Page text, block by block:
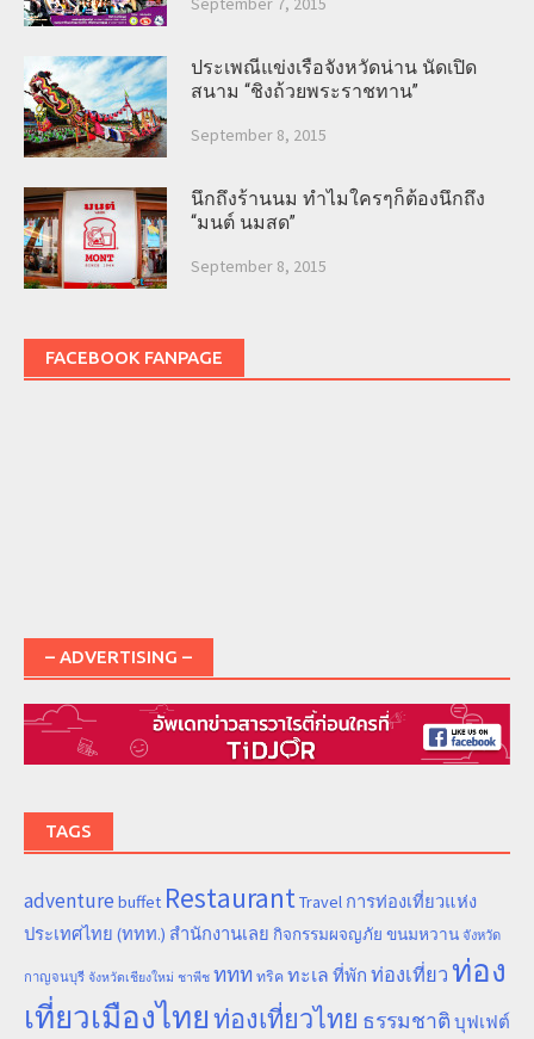
ประเพณีแข่งเรือจังหวัดน่าน นัดเปิด
สนาม “ชิงถ้วยพระราชทาน”
September 8, 2015
นึกถึงร้านนม ทำไมใครๆก็ต้องนึกถึง
“มนต์ นมสด”
September 8, 2015
FACEBOOK FANPAGE
– ADVERTISING –
TAGS
adventure buffet RestaurantTravel การท่องเที่ยวแห่ง
ประเทศไทย (ททท.) สำนักงานเลย กิจกรรมผจญภัย ขนมหวาน จังหวัด
กาญจนบุรี จังหวัดเชียงใหม่ ชาพีช ททท ทริค ทะเล ที่พัก ท่องเที่ยวท่อง
เที่ยวเมืองไทยท่องเที่ยวไทย ธรรมชาติ บุฟเฟต์